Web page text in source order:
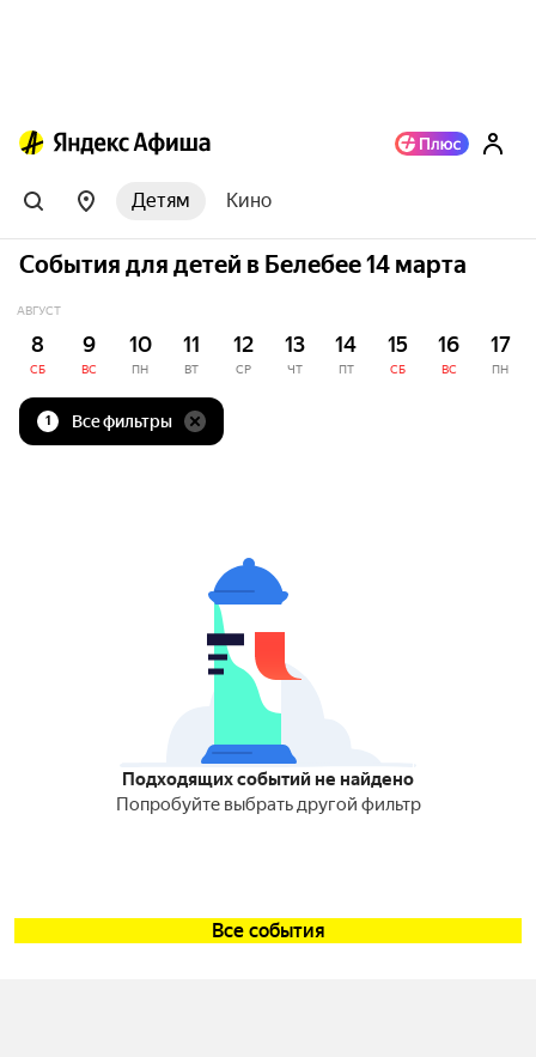
Детям Кино
События для детей в Белебее 14 марта
АВГУСТ
8
СБ
9
ВС
10
ПН
11
ВТ
12
СР
13
ЧТ
14
ПТ
15
СБ
16
ВС
17
ПН
1 Все фильтры
Подходящих событий не найдено
Попробуйте выбрать другой фильтр
Все события